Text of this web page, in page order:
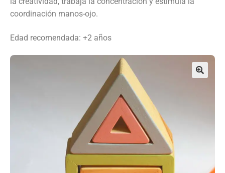
coordinación manos-ojo.
Edad recomendada: +2 años